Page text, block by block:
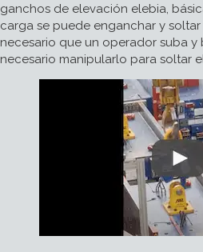
ganchos de elevación elebia,
carga se puede enganchar y
necesario que un operador suba y
necesario manipularlo para soltar